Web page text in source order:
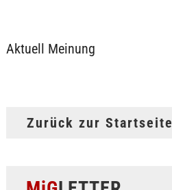
Aktuell Meinung
Zurück zur Startseite